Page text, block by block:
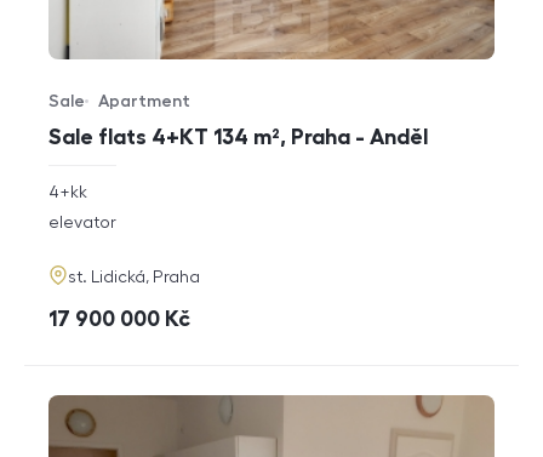
Sale flats 4+KT 134 m², Praha - Anděl
Offer type
Sale
Property type
Apartment
rozměry
disposition
4+kk
funkce
elevator
adresa
st. Lidická, Praha
cena
17 900 000 Kč